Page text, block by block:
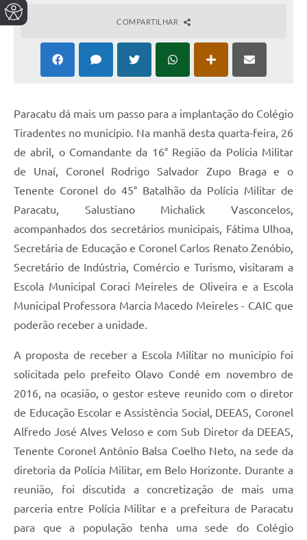
COMPARTILHAR
Paracatu dá mais um passo para a implantação do Colégio
Tiradentes no município. Na manhã desta quarta-feira, 26
de abril, o Comandante da 16° Região da Polícia Militar
de Unaí, Coronel Rodrigo Salvador Zupo Braga e o
Tenente Coronel do 45° Batalhão da Polícia Militar de
Paracatu, Salustiano Michalick Vasconcelos,
acompanhados dos secretários municipais, Fátima Ulhoa,
Secretária de Educação e Coronel Carlos Renato Zenóbio,
Secretário de Indústria, Comércio e Turismo, visitaram a
Escola Municipal Coraci Meireles de Oliveira e a Escola
Municipal Professora Marcia Macedo Meireles - CAIC que
poderão receber a unidade.
A proposta de receber a Escola Militar no município foi
solicitada pelo prefeito Olavo Condé em novembro de
2016, na ocasião, o gestor esteve reunido com o diretor
de Educação Escolar e Assistência Social, DEEAS, Coronel
Alfredo José Alves Veloso e com Sub Diretor da DEEAS,
Tenente Coronel Antônio Balsa Coelho Neto, na sede da
diretoria da Polícia Militar, em Belo Horizonte. Durante a
reunião, foi discutida a concretização de mais uma
parceria entre Polícia Militar e a prefeitura de Paracatu
para que a população tenha uma sede do Colégio